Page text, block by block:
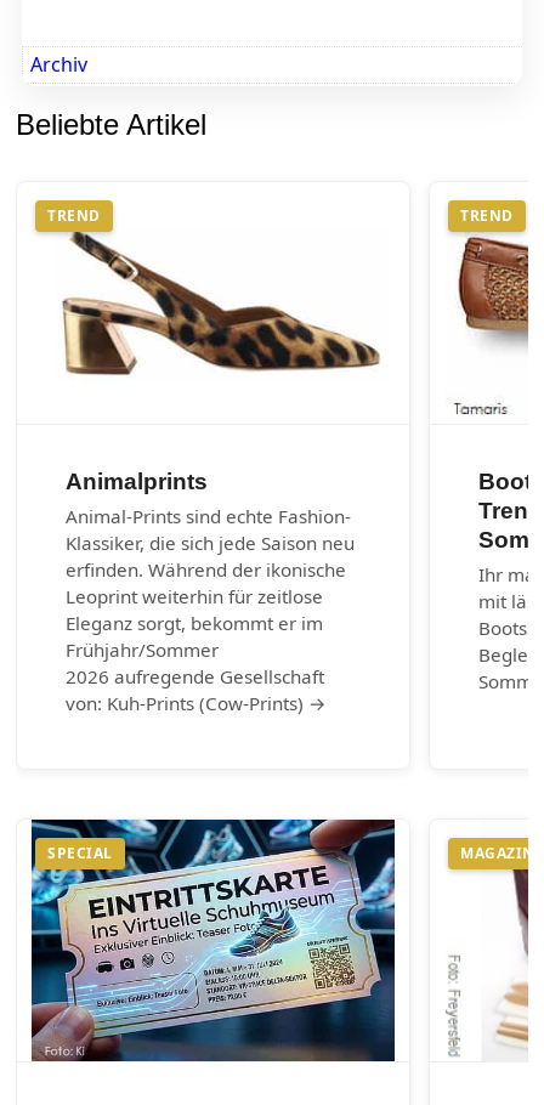
Archiv
Beliebte Artikel
TREND
Animalprints
Animal-Prints sind echte Fashion-
Klassiker, die sich jede Saison neu
erfinden. Während der ikonische
Leoprint weiterhin für zeitlose
Eleganz sorgt, bekommt er im
Frühjahr/Sommer
2026 aufregende Gesellschaft
von: Kuh-Prints (Cow-Prints) →
TREND
Ihr
mit
SPECIAL MAGAZIN